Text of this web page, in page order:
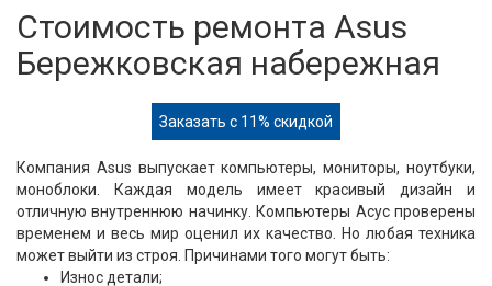
Стоимость ремонта Asus
Бережковская набережная
Заказать с 11% скидкой
Компания Asus выпускает компьютеры, мониторы, ноутбуки,
моноблоки. Каждая модель имеет красивый дизайн и
отличную внутреннюю начинку. Компьютеры Асус проверены
временем и весь мир оценил их качество. Но любая техника
может выйти из строя. Причинами того могут быть:
Износ детали;